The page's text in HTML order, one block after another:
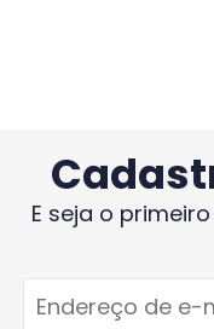
E seja o